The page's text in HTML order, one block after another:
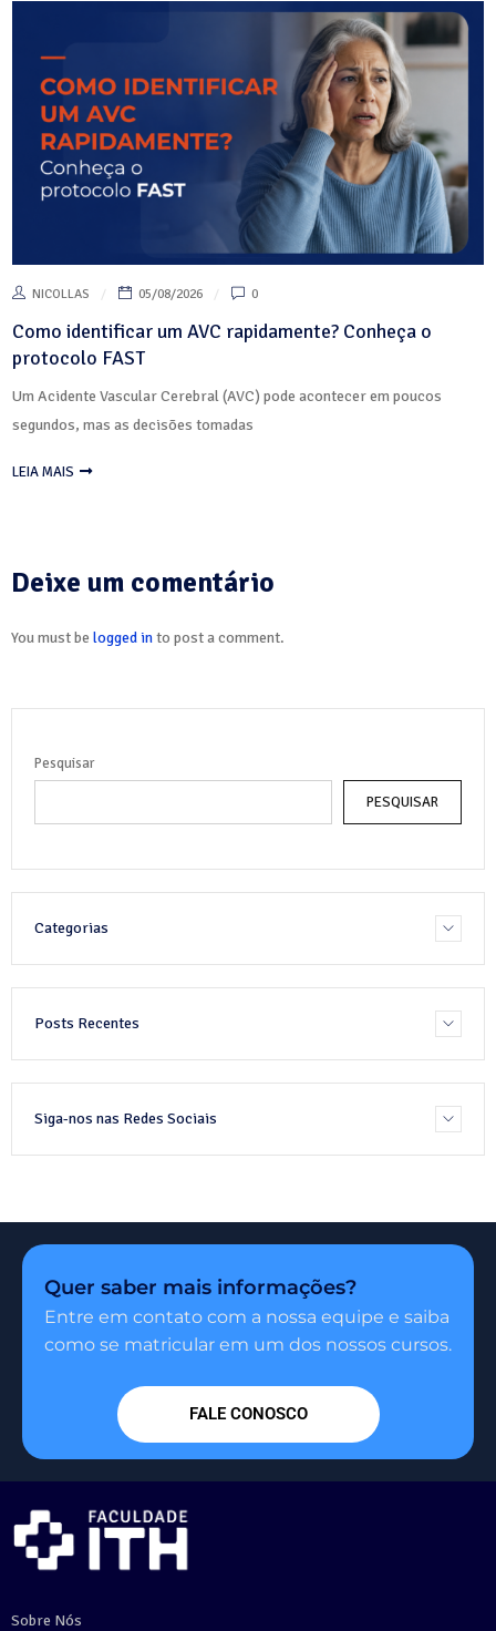
NICOLLAS 05/08/2026 0
Como identificar um AVC rapidamente? Conheça o
protocolo FAST
Um Acidente Vascular Cerebral (AVC) pode acontecer em poucos
segundos, mas as decisões tomadas
LEIA MAIS
Deixe um comentário
You must be logged into post a comment.
Pesquisar
PESQUISAR
Categorias
Posts Recentes
Siga-nos nas Redes Sociais
Quer saber mais informações?
Entre em contato com a nossa equipe e saiba
como se matricular em um dos nossos cursos.
FALE CONOSCO
Sobre Nós